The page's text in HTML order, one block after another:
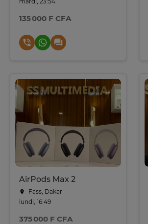
135 000 F CFA
AirPods Max 2
Fass, Dakar
lundi, 16:49
375 000 F CFA